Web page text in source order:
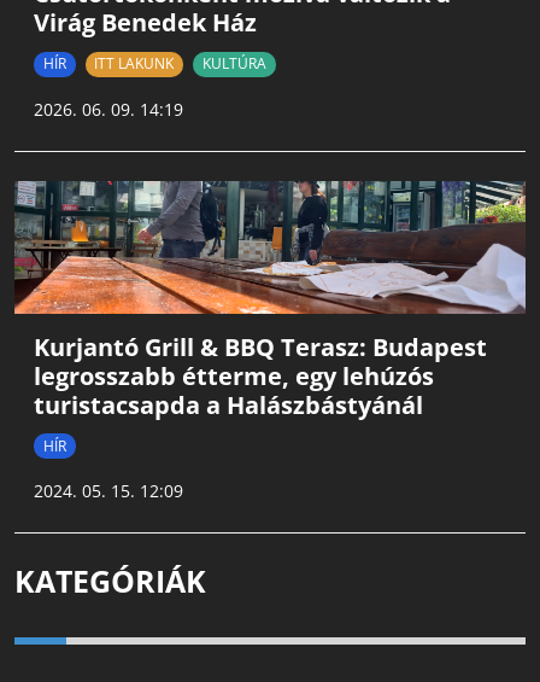
Virág Benedek Ház
HÍR ITT LAKUNK KULTÚRA
2026. 06. 09. 14:19
Kurjantó Grill & BBQ Terasz: Budapest
legrosszabb étterme, egy lehúzós
turistacsapda a Halászbástyánál
HÍR
2024. 05. 15. 12:09
KATEGÓRIÁK